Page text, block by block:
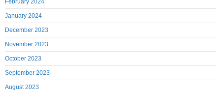
February 2024
January 2024
December 2023
November 2023
October 2023
September 2023
August 2023